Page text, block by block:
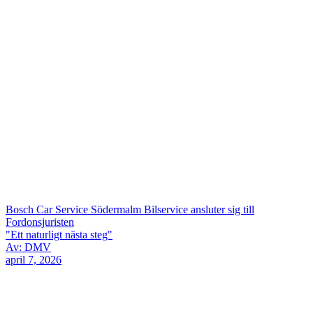
Bosch Car Service Södermalm Bilservice ansluter sig till
Fordonsjuristen
"Ett naturligt nästa steg"
Av: DMV
april 7, 2026